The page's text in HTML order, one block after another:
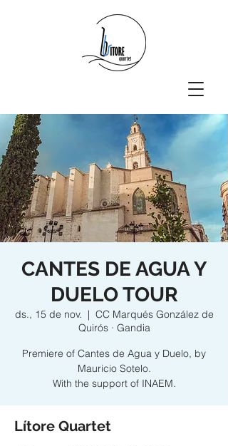
CANTES DE AGUA Y
DUELO TOUR
ds., 15 de nov.
  |
CC Marqués González de
Quirós · Gandia
Premiere of Cantes de Agua y Duelo, by
Mauricio Sotelo.
With the support of INAEM.
Lítore Quartet